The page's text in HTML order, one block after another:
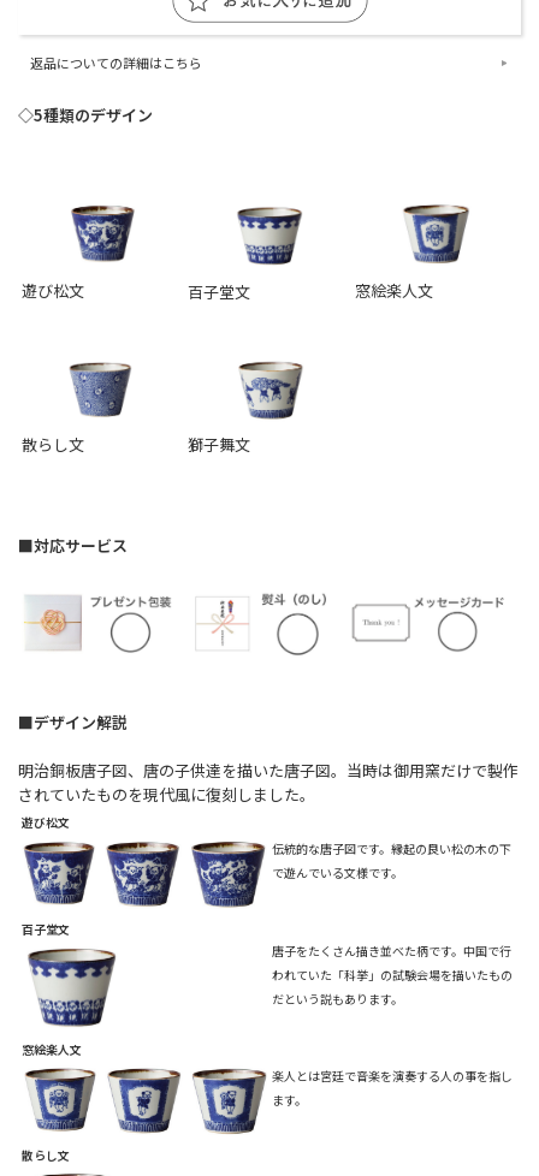
返品についての詳細はこちら
◇5種類のデザイン
遊び松文 百子堂文 窓絵楽人文
散らし文 獅子舞文
■対応サービス
■デザイン解説
明治銅板唐子図、唐の子供達を描いた唐子図。当時は御用窯だけで製作
されていたものを現代風に復刻しました。
遊び松文
伝統的な唐子図です。縁起の良い松の木の下
で遊んでいる文様です。
百子堂文
唐子をたくさん描き並べた柄です。中国で行
われていた「科挙」の試験会場を描いたもの
だという説もあります。
窓絵楽人文
楽人とは宮廷で音楽を演奏する人の事を指し
ます。
散らし文